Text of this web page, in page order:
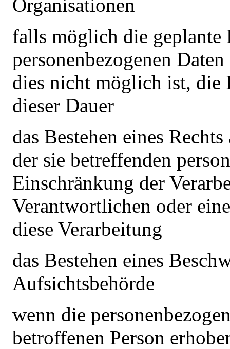
Organisationen
falls möglich die geplante
personenbezogenen
dies nicht möglich ist, die
dieser Dauer
das Bestehen eines
der sie betreffenden
Einschränkung der
Verantwortlichen oder
diese Verarbeitung
das Bestehen eines
Aufsichtsbehörde
wenn die
betroffenen Person